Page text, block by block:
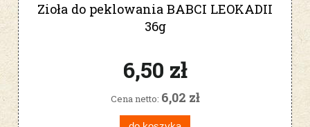
Zioła do peklowania BABCI LEOKADII
36g
6,50 zł
Cena netto: 6,02 zł